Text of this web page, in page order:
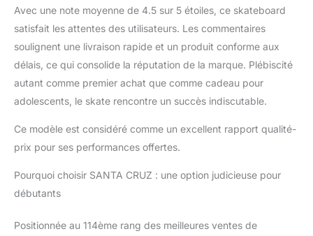
Avec une note moyenne de 4.5 sur 5 étoiles, ce skateboard
satisfait les attentes des utilisateurs. Les commentaires
soulignent une livraison rapide et un produit conforme aux
délais, ce qui consolide la réputation de la marque. Plébiscité
autant comme premier achat que comme cadeau pour
adolescents, le skate rencontre un succès indiscutable.
Ce modèle est considéré comme un excellent rapport qualité-
prix pour ses performances offertes.
Pourquoi choisir SANTA CRUZ : une option judicieuse pour
débutants
Positionnée au 114ème rang des meilleures ventes de